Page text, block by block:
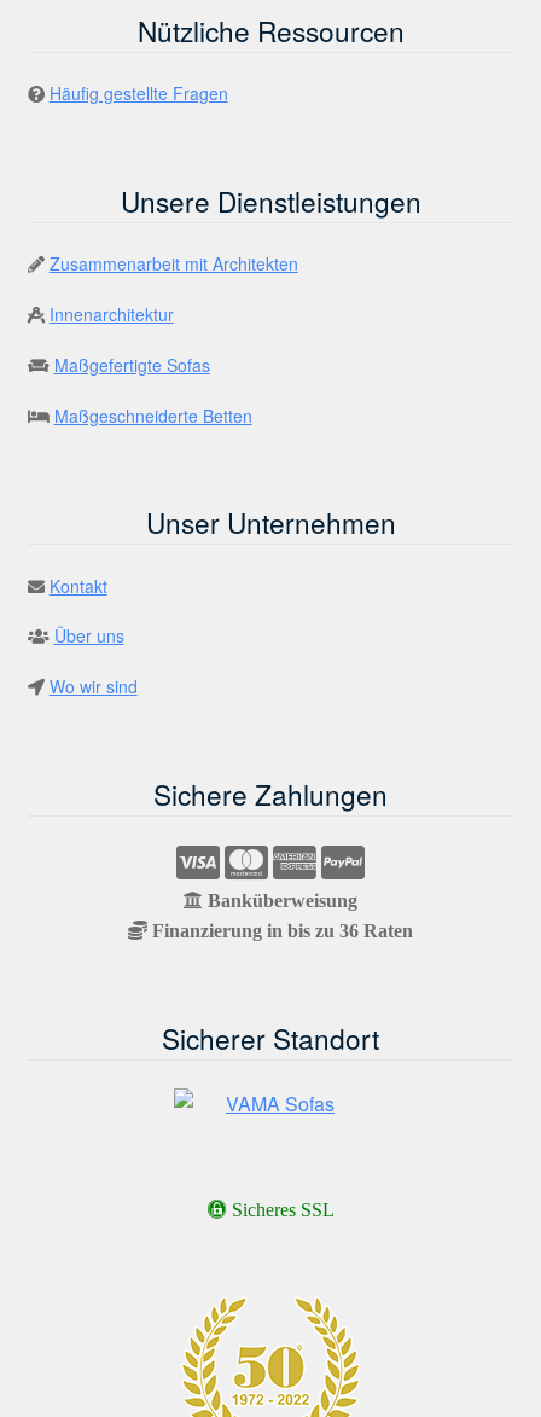
Nützliche Ressourcen
Häufig gestellte Fragen
Unsere Dienstleistungen
Zusammenarbeit mit Architekten
Innenarchitektur
Maßgefertigte Sofas
Maßgeschneiderte Betten
Unser Unternehmen
Kontakt
Über uns
Wo wir sind
Sichere Zahlungen
Banküberweisung
Finanzierung in bis zu 36 Raten
Sicherer Standort
Sicheres SSL